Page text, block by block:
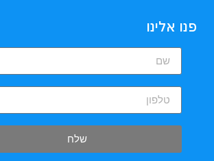
פנו אלינו
שלח